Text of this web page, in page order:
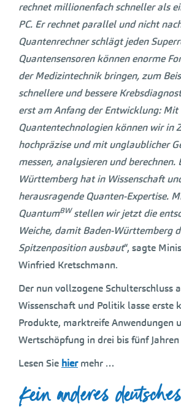
rechnet millionenfach schneller als
PC. Er rechnet parallel und nicht
Quantenrechner schlägt jeden
Quantensensoren können enorme
der Medizintechnik bringen, zum
schnellere und bessere
erst am Anfang der Entwicklung: Mit
Quantentechnologien können wir in
hochpräzise und mit unglaublicher
messen, analysieren und berechnen.
Württemberg hat in Wissenschaft
herausragende Quanten-Expertise.
QuantumBWstellen wir jetzt die
Weiche, damit Baden-Württemberg
Spitzenposition ausbaut“, sagte
Winfried Kretschmann.
Der nun vollzogene Schulterschluss
Wissenschaft und Politik lasse erste
Produkte, marktreife Anwendungen
Wertschöpfung in drei bis fünf
Lesen Sie hiermehr …
Kein anderes deutsches